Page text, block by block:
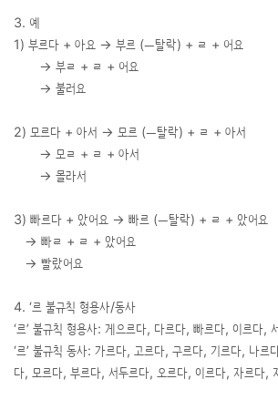
3. 예
1) 부르다 + 아요 → 부르 (ㅡ탈락) + ㄹ + 어요
→ 부ㄹ + ㄹ + 어요
→ 불러요
2) 모르다 + 아서 → 모르 (ㅡ탈락) + ㄹ + 아서
→ 모ㄹ + ㄹ + 아서
→ 몰라서
3) 빠르다 + 았어요 → 빠르 (ㅡ탈락) + ㄹ + 았어요
→ 빠ㄹ + ㄹ + 았어요
→ 빨랐어요
4. ‘르 불규칙 형용사/동사
‘르’ 불규칙 형용사: 게으르다, 다르다, 빠르다, 이르다,
‘르’ 불규칙 동사: 가르다, 고르다, 구르다, 기르다, 나르
다, 모르다, 부르다, 서두르다, 오르다, 이르다, 자르다,